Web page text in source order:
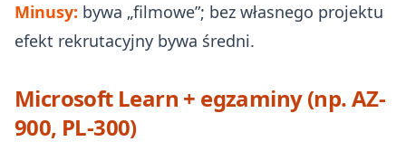
Minusy: bywa „filmowe”; bez własnego projektu
efekt rekrutacyjny bywa średni.
Microsoft Learn + egzaminy (np. AZ-
900, PL-300)